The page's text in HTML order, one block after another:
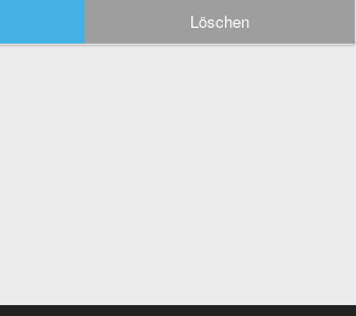
Löschen